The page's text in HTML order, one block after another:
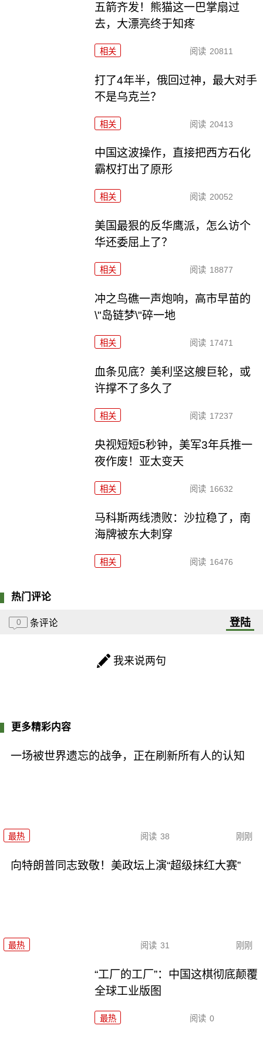
五箭齐发！熊猫这一巴掌扇过
去，大漂亮终于知疼
相关 阅读 20811
打了4年半，俄回过神，最大对手
不是乌克兰？
相关 阅读 20413
中国这波操作，直接把西方石化
霸权打出了原形
相关 阅读 20052
美国最狠的反华鹰派，怎么访个
华还委屈上了？
相关 阅读 18877
冲之鸟礁一声炮响，高市早苗的
\"岛链梦\"碎一地
相关 阅读 17471
血条见底？美利坚这艘巨轮，或
许撑不了多久了
相关 阅读 17237
央视短短5秒钟，美军3年兵推一
夜作废！亚太变天
相关 阅读 16632
马科斯两线溃败：沙拉稳了，南
海牌被东大刺穿
相关 阅读 16476
热门评论
0 条评论 登陆
我来说两句
更多精彩内容
一场被世界遗忘的战争，正在刷新所有人的认知
最热 阅读 38 刚刚
向特朗普同志致敬！美政坛上演“超级抹红大赛”
最热 阅读 31 刚刚
“工厂的工厂”：中国这棋彻底颠覆
全球工业版图
最热 阅读 0